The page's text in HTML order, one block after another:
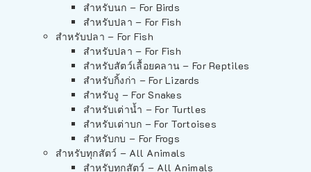
สำหรับนก – For Birds
สำหรับปลา – For Fish
สำหรับปลา – For Fish
สำหรับปลา – For Fish
สำหรับสัตว์เลื้อยคลาน – For Reptiles
สำหรับกิ้งก่า – For Lizards
สำหรับงู – For Snakes
สำหรับเต่าน้ำ – For Turtles
สำหรับเต่าบก – For Tortoises
สำหรับกบ – For Frogs
สำหรับทุกสัตว์ – All Animals
สำหรับทุกสัตว์ – All Animals